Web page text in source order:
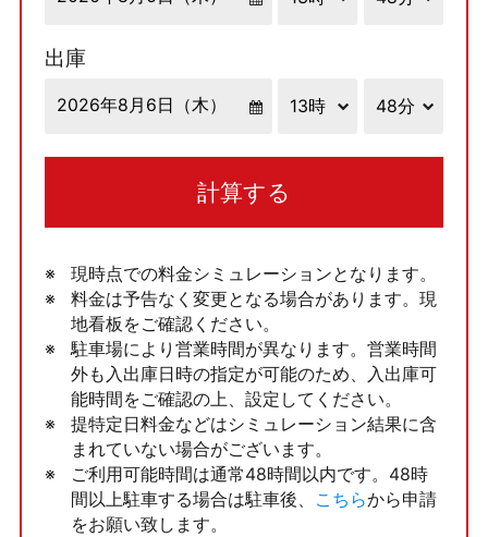
出庫
計算する
現時点での料金シミュレーションとなります。
料金は予告なく変更となる場合があります。現
地看板をご確認ください。
駐車場により営業時間が異なります。営業時間
外も入出庫日時の指定が可能のため、入出庫可
能時間をご確認の上、設定してください。
提特定日料金などはシミュレーション結果に含
まれていない場合がございます。
ご利用可能時間は通常48時間以内です。48時
間以上駐車する場合は駐車後、
こちらから申請
をお願い致します。